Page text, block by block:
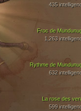
Froc de
1,263
Rythme de
632
435
La rose des
599